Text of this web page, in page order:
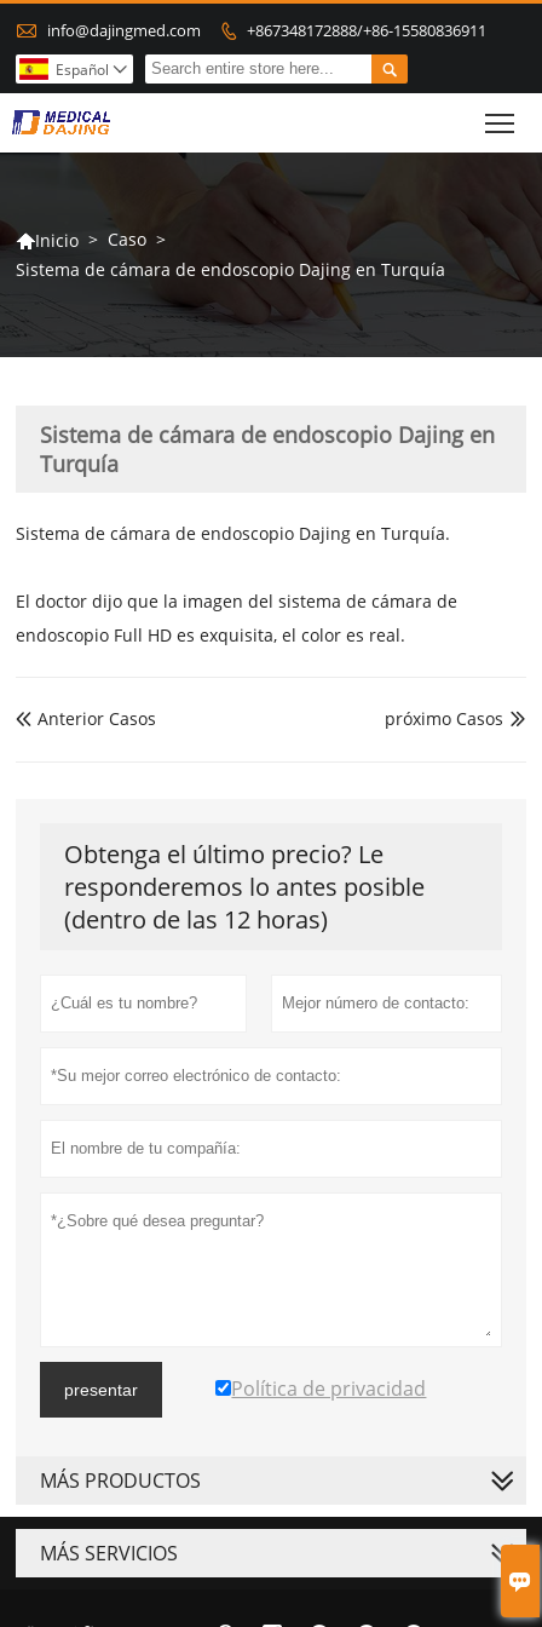

 info@dajingmed.com  +867348172888/+86-15580836911

Español 
Inicio > Caso >
Sistema de cámara de endoscopio Dajing en Turquía
Sistema de cámara de endoscopio Dajing en
Turquía
Sistema de cámara de endoscopio Dajing en Turquía.
El doctor dijo que la imagen del sistema de cámara de
endoscopio Full HD es exquisita, el color es real.
 Anterior Casos 
próximo Casos
Obtenga el último precio? Le
responderemos lo antes posible
(dentro de las 12 horas)
presentar Política de privacidad
MÁS PRODUCTOS
MÁS SERVICIOS